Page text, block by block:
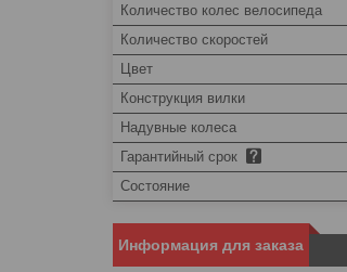
Количество колес велосипеда
Количество скоростей
Цвет
Конструкция вилки
Надувные колеса
Гарантийный срок
Состояние
Информация для заказа